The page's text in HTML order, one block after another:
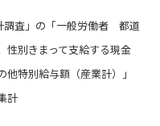
調査」の「一般労働者 都道
性別きまって支給する現金
特別給与額（産業計）」
計